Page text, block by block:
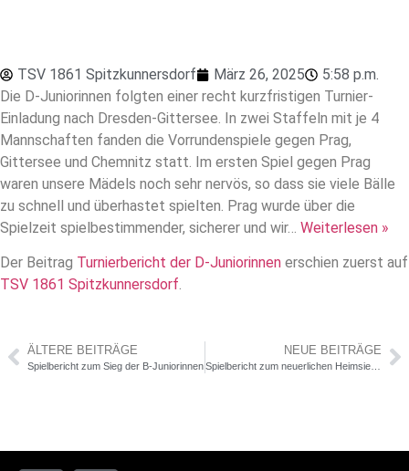
TSV 1861 Spitzkunnersdorf März 26, 2025
5:58 p.m.
Die D-Juniorinnen folgten einer recht kurzfristigen Turnier-
Einladung nach Dresden-Gittersee. In zwei Staffeln mit je 4
Mannschaften fanden die Vorrundenspiele gegen Prag,
Gittersee und Chemnitz statt. Im ersten Spiel gegen Prag
waren unsere Mädels noch sehr nervös, so dass sie viele Bälle
zu schnell und überhastet spielten. Prag wurde über die
Spielzeit spielbestimmender, sicherer und wir… Weiterlesen »
Der Beitrag Turnierbericht der D-Juniorinnen erschien zuerst auf
TSV 1861 Spitzkunnersdorf.
ÄLTERE BEITRÄGE
Spielbericht zum Sieg der B-Juniorinnen
NEUE BEITRÄGE
Spielbericht zum neuerlichen Heimsieg der Männer